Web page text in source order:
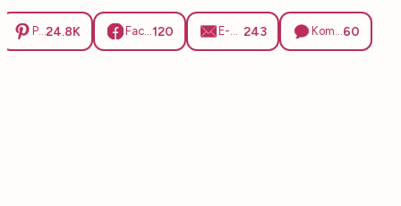
Pinterest24.8K Facebook120 E-Mail 243 Kommentare60